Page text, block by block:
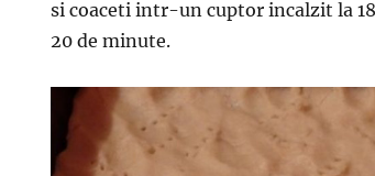
si coaceti intr-un cuptor incalzit la
20 de minute.